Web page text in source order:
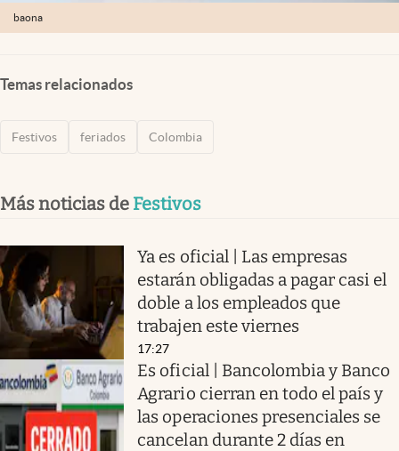
baona
Temas relacionados
Festivos feriados Colombia
Más noticias de Festivos
Ya es oficial | Las empresas
estarán obligadas a pagar casi el
doble a los empleados que
trabajen este viernes
17:27
Es oficial | Bancolombia y Banco
Agrario cierran en todo el país y
las operaciones presenciales se
cancelan durante 2 días en